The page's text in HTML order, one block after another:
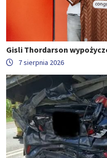
Gisli Thordarson
7 sierpnia 2026